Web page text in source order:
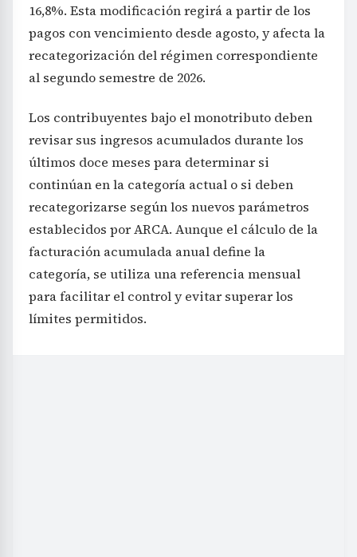
16,8%. Esta modificación regirá a partir de los
pagos con vencimiento desde agosto, y afecta la
recategorización del régimen correspondiente
al segundo semestre de 2026.
Los contribuyentes bajo el monotributo deben
revisar sus ingresos acumulados durante los
últimos doce meses para determinar si
continúan en la categoría actual o si deben
recategorizarse según los nuevos parámetros
establecidos por ARCA. Aunque el cálculo de la
facturación acumulada anual define la
categoría, se utiliza una referencia mensual
para facilitar el control y evitar superar los
límites permitidos.